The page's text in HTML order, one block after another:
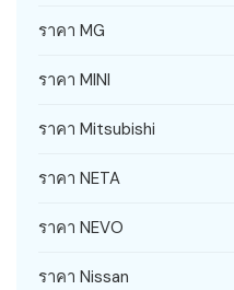
ราคา MG
ราคา MINI
ราคา Mitsubishi
ราคา NETA
ราคา NEVO
ราคา Nissan